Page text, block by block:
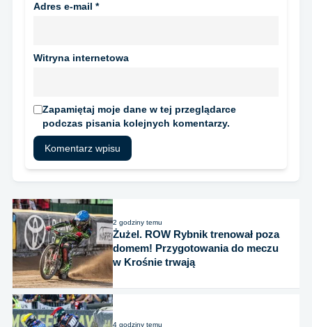
Adres e-mail *
Witryna internetowa
Zapamiętaj moje dane w tej przeglądarce
podczas pisania kolejnych komentarzy.
2 godziny temu
Żużel. ROW Rybnik trenował poza
domem! Przygotowania do meczu
w Krośnie trwają
4 godziny temu